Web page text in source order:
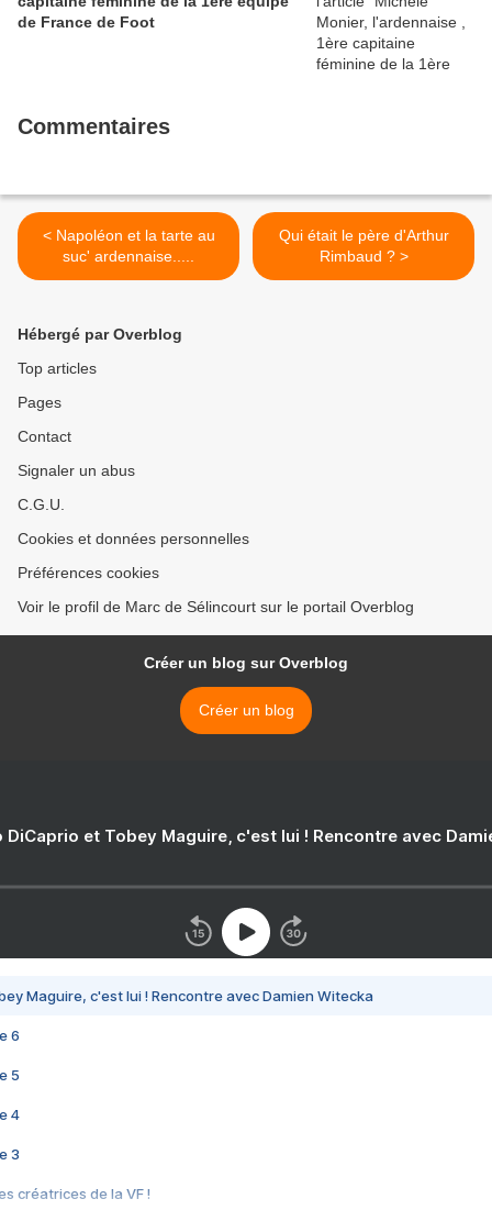
de France de Foot
Commentaires
< Napoléon et la tarte au
suc' ardennaise.....
Qui était le père d'Arthur
Rimbaud ? >
Hébergé par Overblog
Top articles
Pages
Contact
Signaler un abus
C.G.U.
Cookies et données personnelles
Préférences cookies
Voir le profil de Marc de Sélincourt sur le portail Overblog
Créer un blog sur Overblog
Créer un blog
DiCaprio et Tobey Maguire, c'est lui ! Rencontre avec
Maguire, c'est lui ! Rencontre avec Damien Witecka
6
5
4
3
créatrices de la VF !